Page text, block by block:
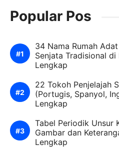
Popular Pos
34 Nama Rumah
Senjata Tradisional
Lengkap
22 Tokoh Penjelajah
(Portugis, Spanyol,
Lengkap
Tabel Periodik Unsur
Gambar dan
Lengkap